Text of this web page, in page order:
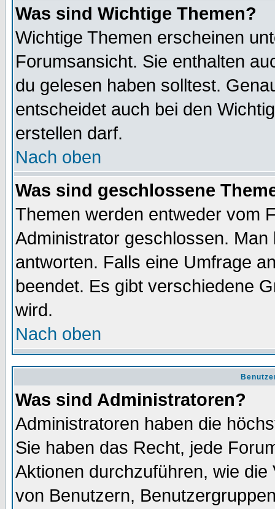
Was sind Wichtige Themen?
Wichtige Themen erscheinen
Forumsansicht. Sie enthalten
du gelesen haben solltest.
entscheidet auch bei den
erstellen darf.
Nach oben
Was sind geschlossene
Themen werden entweder vom
Administrator geschlossen.
antworten. Falls eine Umfrage
beendet. Es gibt verschiedene
wird.
Nach oben
Was sind Administratoren?
Administratoren haben die
Sie haben das Recht, jede
Aktionen durchzuführen, wie
von Benutzern,